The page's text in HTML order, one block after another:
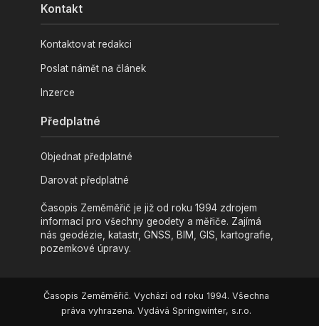
Kontakt
Kontaktovat redakci
Poslat námět na článek
Inzerce
Předplatné
Objednat předplatné
Darovat předplatné
Časopis Zeměměřič je již od roku 1994 zdrojem
informací pro všechny geodety a měřiče. Zajímá
nás geodézie, katastr, GNSS, BIM, GIS, kartografie,
pozemkové úpravy.
Časopis Zeměměřič. Vychází od roku 1994. Všechna
práva vyhrazena. Vydává Springwinter, s.r.o.